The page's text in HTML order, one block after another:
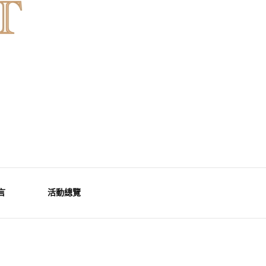
、紫晶、白晶
水晶擺設
活動總覽